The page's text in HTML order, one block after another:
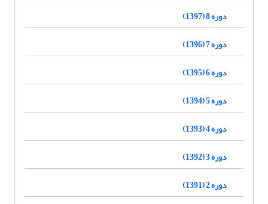
دوره 8 (1397)
دوره 7 (1396)
دوره 6 (1395)
دوره 5 (1394)
دوره 4 (1393)
دوره 3 (1392)
دوره 2 (1391)